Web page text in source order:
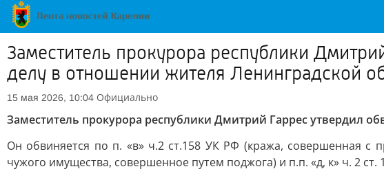
Заместитель прокурора республики
делу в отношении жителя Ленинградской
15 мая 2026, 10:04 Официально
Заместитель прокурора республики Дмитрий Гаррес утвердил
Он обвиняется по п. «в» ч.2 ст.158 УК РФ (кража, совершенная
чужого имущества, совершенное путем поджога) и п.п. «д, к» ч. 2